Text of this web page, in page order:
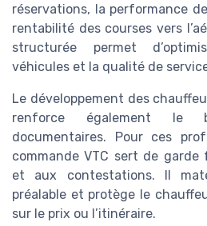
réservations, la performance
rentabilité des courses vers
structurée permet
véhicules et la qualité de
Le développement des
renforce également le
documentaires. Pour ces
commande VTC sert de
et aux contestations. Il
préalable et protège le
sur le prix ou l’itinéraire.